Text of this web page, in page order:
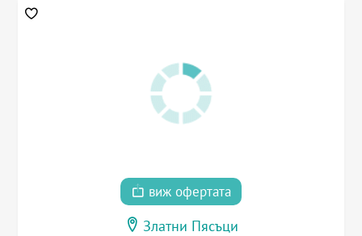
виж офертата
Златни Пясъци